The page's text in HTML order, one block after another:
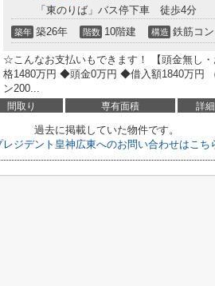
「東のりば」バス停下車 徒歩4分
築年 築26年 階数 10階建 構造 鉄筋コ
☆こんなお支払いもできます！ 【頭金無し
格1480万円 ◆頭金0万円 ◆借入額1840万円
ン200...
間取り 専有面積 詳細
過去に掲載していた物件です。
レジデント皇神広東へのお問い合わせはこち